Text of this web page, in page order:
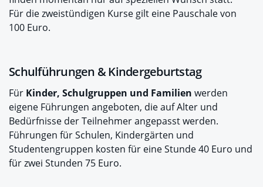
Für die zweistündigen Kurse gilt eine Pauschale von
100 Euro.
Schulführungen & Kindergeburtstag
Für Kinder, Schulgruppen und Familien werden
eigene Führungen angeboten, die auf Alter und
Bedürfnisse der Teilnehmer angepasst werden.
Führungen für Schulen, Kindergärten und
Studentengruppen kosten für eine Stunde 40 Euro und
für zwei Stunden 75 Euro.